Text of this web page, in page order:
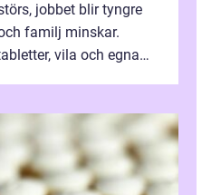
jobbet blir tyngre
familj minskar.
vila och egna